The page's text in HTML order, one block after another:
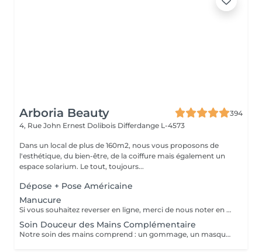
Arboria Beauty
394
4, Rue John Ernest Dolibois Differdange L-4573
Dans un local de plus de 160m2, nous vous proposons de
l'esthétique, du bien-être, de la coiffure mais également un
espace solarium. Le tout, toujours...
Dépose + Pose Américaine
Manucure
Si vous souhaitez reverser en ligne, merci de nous noter en commentaire si vous avez sur vos ongles du vernis classique ou du vernis semi permanent.
Soin Douceur des Mains Complémentaire
Notre soin des mains comprend : un gommage, un masque, un massage, une huile fortifiante pour les ongles, une base durcissante et l'application d'une crème